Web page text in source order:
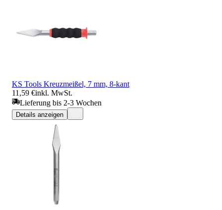
KS Tools Kreuzmeißel, 7 mm, 8-kant
11,59 €inkl. MwSt.
Lieferung bis 2-3 Wochen
Details anzeigen